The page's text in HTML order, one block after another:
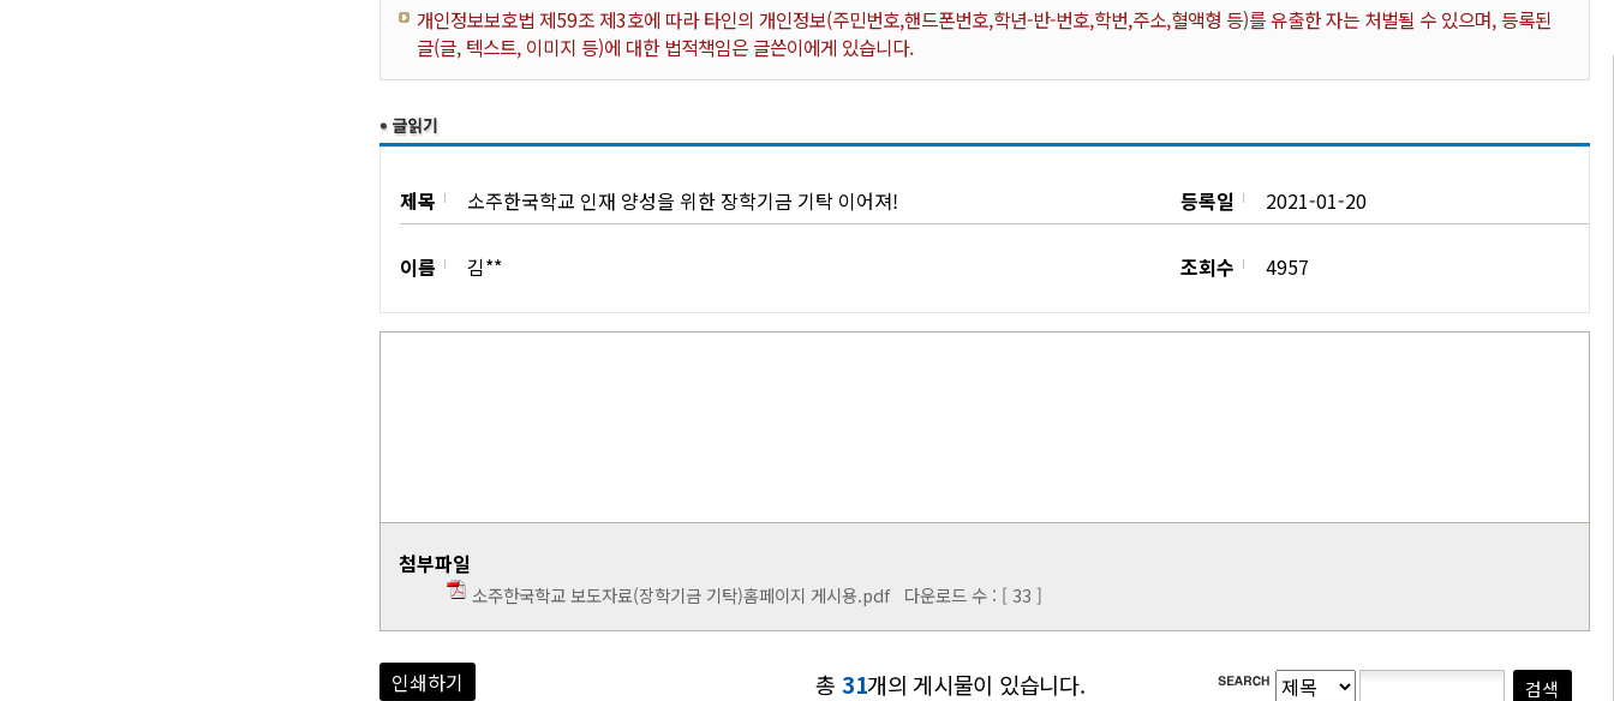
개인정보보호법 제59조 제3호에 따라 타인의 개인정보(주민번호,핸드폰번호,학년-반-번호,학번,주소,혈액형 등)를 유출한 자는 처벌될 수 있으며, 등록된
글(글, 텍스트, 이미지 등)에 대한 법적책임은 글쓴이에게 있습니다.
제목 소주한국학교 인재 양성을 위한 장학기금 기탁 이어져! 등록일 2021-01-20
이름 김** 조회수 4957
첨부파일
소주한국학교 보도자료(장학기금 기탁)홈페이지 게시용.pdf다운로드 수 : [ 33 ]
인쇄하기 총 31개의 게시물이 있습니다.